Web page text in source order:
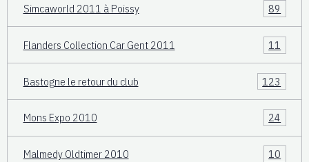
Simcaworld 2011 à Poissy 89
Flanders Collection Car Gent 2011 11
Bastogne le retour du club 123
Mons Expo 2010 24
Malmedy Oldtimer 2010 10